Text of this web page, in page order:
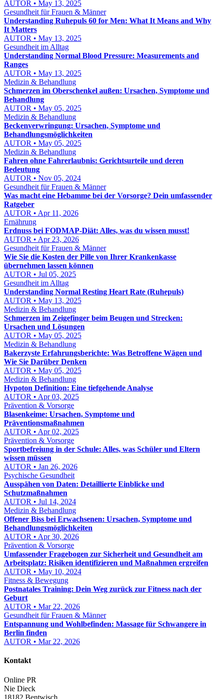
AUTOR • May 13, 2025
Gesundheit für Frauen & Männer
Understanding Ruhepuls 60 for Men: What It Means and Why
It Matters
AUTOR • May 13, 2025
Gesundheit im Alltag
Understanding Normal Blood Pressure: Measurements and
Ranges
AUTOR • May 13, 2025
Medizin & Behandlung
Schmerzen im Oberschenkel außen: Ursachen, Symptome und
Behandlung
AUTOR • May 05, 2025
Medizin & Behandlung
Beckenverwringung: Ursachen, Symptome und
Behandlungsmöglichkeiten
AUTOR • May 05, 2025
Medizin & Behandlung
Fahren ohne Fahrerlaubnis: Gerichtsurteile und deren
Bedeutung
AUTOR • Nov 05, 2024
Gesundheit für Frauen & Männer
Was macht eine Hebamme bei der Vorsorge? Dein umfassender
Ratgeber
AUTOR • Apr 11, 2026
Ernährung
Erdnuss bei FODMAP-Diät: Alles, was du wissen musst!
AUTOR • Apr 23, 2026
Gesundheit für Frauen & Männer
Wie Sie die Kosten der Pille von Ihrer Krankenkasse
übernehmen lassen können
AUTOR • Jul 05, 2025
Gesundheit im Alltag
Understanding Normal Resting Heart Rate (Ruhepuls)
AUTOR • May 13, 2025
Medizin & Behandlung
Schmerzen im Zeigefinger beim Beugen und Strecken:
Ursachen und Lösungen
AUTOR • May 05, 2025
Medizin & Behandlung
Bakerzyste Erfahrungsberichte: Was Betroffene Wägen und
Wie Sie Darüber Denken
AUTOR • May 05, 2025
Medizin & Behandlung
Hypoton Definition: Eine tiefgehende Analyse
AUTOR • Apr 03, 2025
Prävention & Vorsorge
Blasenkeime: Ursachen, Symptome und
Präventionsmaßnahmen
AUTOR • Apr 02, 2025
Prävention & Vorsorge
Sportbefreiung in der Schule: Alles, was Schüler und Eltern
wissen müssen
AUTOR • Jan 26, 2026
Psychische Gesundheit
Ausspähen von Daten: Detaillierte Einblicke und
Schutzmaßnahmen
AUTOR • Jul 14, 2024
Medizin & Behandlung
Offener Biss bei Erwachsenen: Ursachen, Symptome und
Behandlungsmöglichkeiten
AUTOR • Apr 30, 2026
Prävention & Vorsorge
Umfassender Fragebogen zur Sicherheit und Gesundheit am
Arbeitsplatz: Risiken identifizieren und Maßnahmen ergreifen
AUTOR • May 10, 2024
Fitness & Bewegung
Postnatales Training: Dein Weg zurück zur Fitness nach der
Geburt
AUTOR • Mar 22, 2026
Gesundheit für Frauen & Männer
Entspannung und Wohlbefinden: Massage für Schwangere in
Berlin finden
AUTOR • Mar 22, 2026
Kontakt
Online PR
Nie Dieck
18182 Bentwisch